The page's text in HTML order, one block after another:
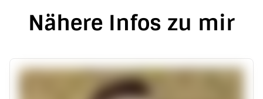
Nähere Infos zu mir